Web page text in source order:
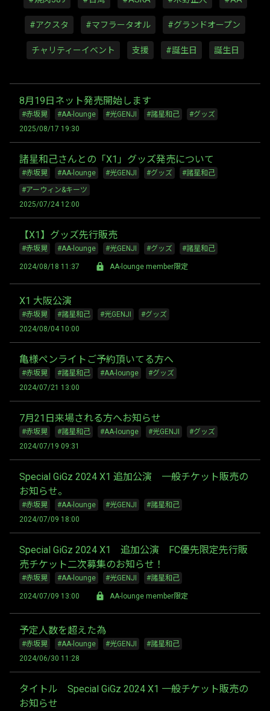
#アクスタ #マフラータオル #グランドオープン
チャリティーイベント 支援 #誕生日 誕生日
8月19日ネット発売開始します
#赤坂晃 #AA-lounge #光GENJI #諸星和己
#グッズ
2025/08/17 19:30
諸星和己さんとの「X1」グッズ発売について
#赤坂晃 #AA-lounge #光GENJI #グッズ
#諸星和己
#アーウィン&キーツ
2025/07/24 12:00
【X1】グッズ先行販売
#赤坂晃 #AA-lounge #光GENJI #グッズ #諸星和己
2024/08/18 11:37 AA-lounge member限定
X1 大阪公演
#赤坂晃 #諸星和己 #光GENJI
#グッズ
2024/08/04 10:00
亀様ペンライトご予約頂いてる方へ
#赤坂晃 #諸星和己 #AA-lounge
#グッズ
2024/07/21 13:00
7月21日来場される方へお知らせ
#赤坂晃 #諸星和己 #AA-lounge #光GENJI
#グッズ
2024/07/19 09:31
Special GiGz 2024 X1 追加公演 一般チケット販売の
お知らせ。
#赤坂晃 #AA-lounge #光GENJI
#諸星和己
2024/07/09 18:00
Special GiGz 2024 X1 追加公演 FC優先限定先行販
売チケット二次募集のお知らせ！
#赤坂晃 #AA-lounge #光GENJI #諸星和己
2024/07/09 13:00 AA-lounge member限定
予定人数を超えた為
#赤坂晃 #AA-lounge #光GENJI
#諸星和己
2024/06/30 11:28
タイトル Special GiGz 2024 X1 一般チケット販売の
お知らせ